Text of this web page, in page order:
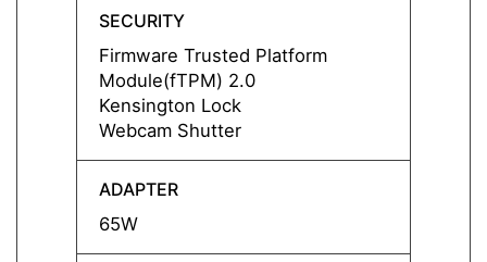
SECURITY
Firmware Trusted Platform
Module(fTPM) 2.0
Kensington Lock
Webcam Shutter
ADAPTER
65W